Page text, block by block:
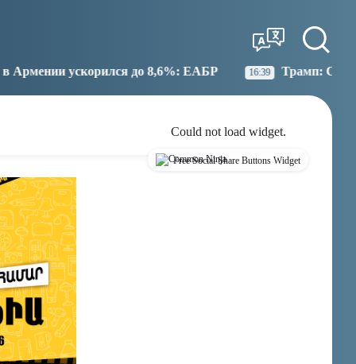
до 8,6%: ЕАБР 16:39 Трамп: США больше не намерены
Could not load widget.
Free Social Share Buttons Widget